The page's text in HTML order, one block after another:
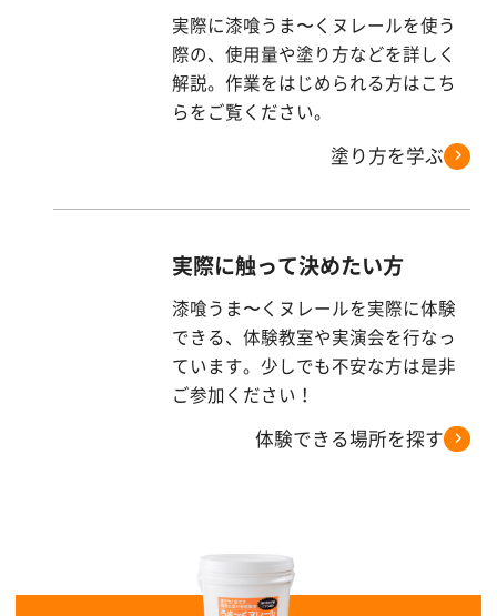
実際に漆喰うま〜くヌレールを使う
際の、使用量や塗り方などを詳しく
解説。作業をはじめられる方はこち
らをご覧ください。
塗り方を学ぶ
実際に触って決めたい方
漆喰うま〜くヌレールを実際に体験
できる、体験教室や実演会を行なっ
ています。少しでも不安な方は是非
ご参加ください！
体験できる場所を探す